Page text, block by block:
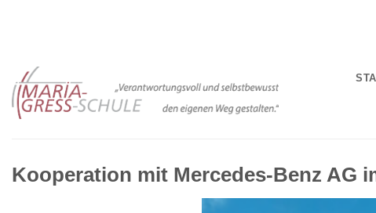
Kooperation mit Mercedes-Benz AG